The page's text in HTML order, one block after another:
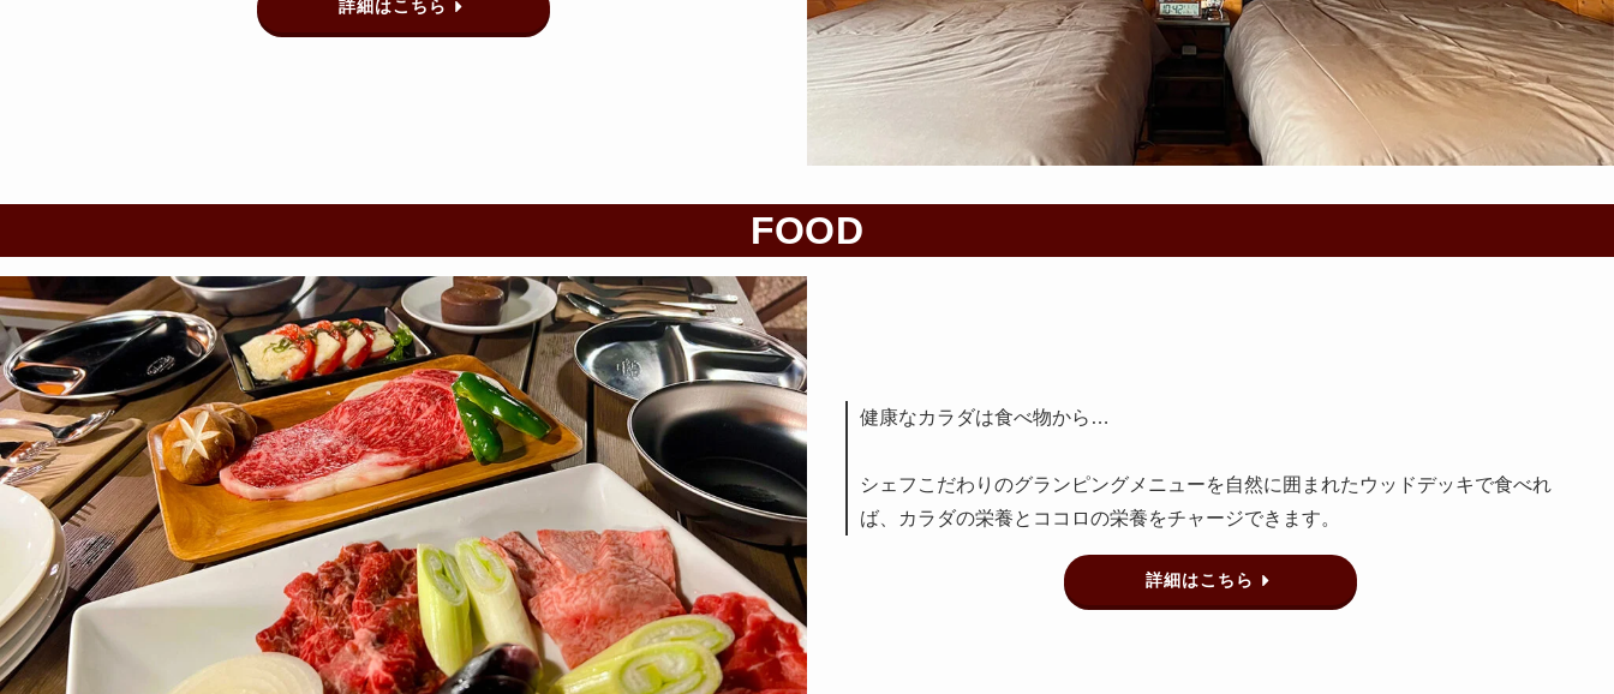
詳細はこちら
FOOD
健康なカラダは食べ物から…
シェフこだわりのグランピングメニューを自然に囲まれたウッドデッキで食べれ
ば、カラダの栄養とココロの栄養をチャージできます。
詳細はこちら